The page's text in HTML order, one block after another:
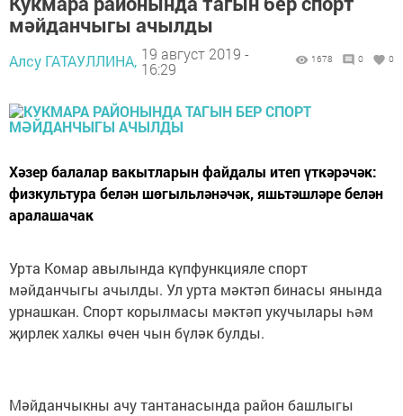
мәйданчыгы ачылды
Алсу ГАТАУЛЛИНА, 19 август 2019 -
16:29
1678 0 0
Хәзер балалар вакытларын файдалы итеп үткәрәчәк:
физкультура белән шөгыльләнәчәк, яшьтәшләре белән
аралашачак
Урта Комар авылында күпфункцияле спорт
мәйданчыгы ачылды. Ул урта мәктәп бинасы янында
урнашкан. Спорт корылмасы мәктәп укучылары һәм
җирлек халкы өчен чын бүләк булды.
Мәйданчыкны ачу тантанасында район башлыгы